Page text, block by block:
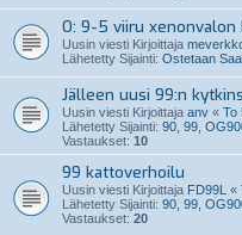
O: 9-5 viiru
Uusin viesti Kirjoittaja
Lähetetty Sijainti: Ostetaan
Jälleen uusi 99:n
Uusin viesti Kirjoittaja anv « To
Lähetetty Sijainti: 90, 99,
Vastaukset: 10
99 kattoverhoilu
Uusin viesti Kirjoittaja FD99L «
Lähetetty Sijainti: 90, 99,
Vastaukset: 20